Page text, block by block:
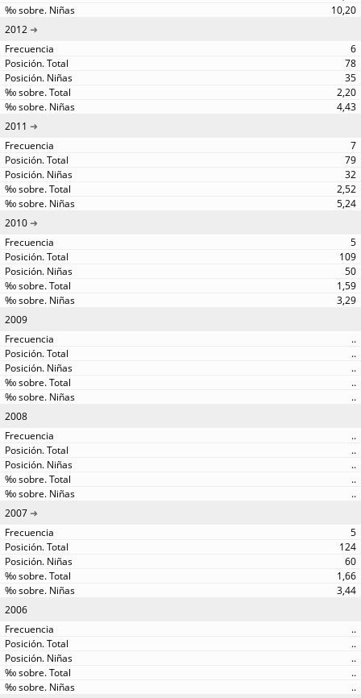
10,20
2012
6
78
35
2,20
4,43
2011
7
79
32
2,52
5,24
2010
5
109
50
1,59
3,29
2009
..
..
..
..
..
2008
..
..
..
..
..
2007
5
124
60
1,66
3,44
2006
..
..
..
..
..